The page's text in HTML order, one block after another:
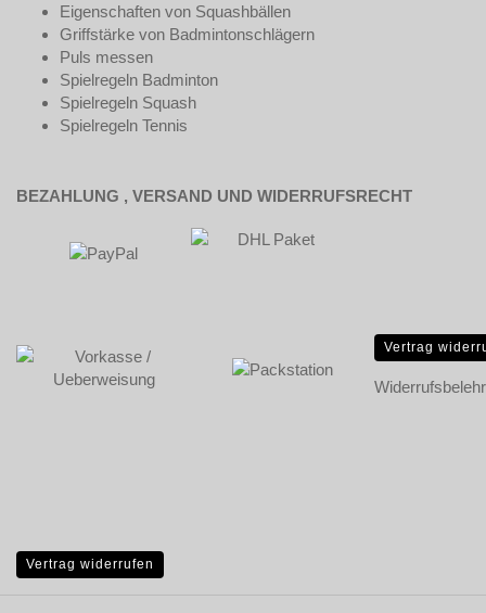
Eigenschaften von Squashbällen
Griffstärke von Badmintonschlägern
Puls messen
Spielregeln Badminton
Spielregeln Squash
Spielregeln Tennis
BEZAHLUNG , VERSAND UND WIDERRUFSRECHT
Vertrag
Vertrag widerrufen